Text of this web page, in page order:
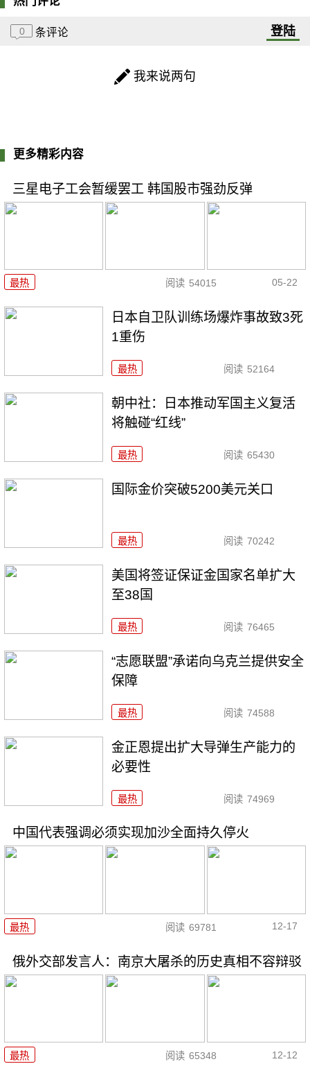
0 条评论 登陆
我来说两句
更多精彩内容
三星电子工会暂缓罢工 韩国股市强劲反弹
最热 阅读 54015 05-22
日本自卫队训练场爆炸事故致3死
1重伤
最热 阅读 52164
朝中社：日本推动军国主义复活
将触碰“红线”
最热 阅读 65430
国际金价突破5200美元关口
最热 阅读 70242
美国将签证保证金国家名单扩大
至38国
最热 阅读 76465
“志愿联盟”承诺向乌克兰提供安全
保障
最热 阅读 74588
金正恩提出扩大导弹生产能力的
必要性
最热 阅读 74969
中国代表强调必须实现加沙全面持久停火
最热 阅读 69781 12-17
俄外交部发言人：南京大屠杀的历史真相不容辩驳
最热 阅读 65348 12-12